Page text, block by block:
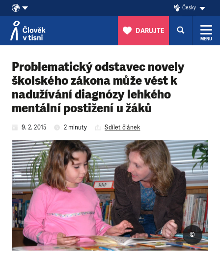
Česky
DARUJTE
MENU
Problematický odstavec novely
školského zákona může vést k
nadužívání diagnózy lehkého
mentální postižení u žáků
9. 2. 2015 2 minuty Sdílet článek
©